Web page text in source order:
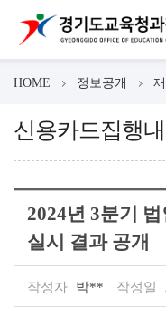
HOME 정보공개
신용카드집행
2024년 3분기
실시 결과 공개
작성자 박** 작성일